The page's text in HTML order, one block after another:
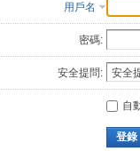
用戶名
密碼:
安全提問:
自
登錄